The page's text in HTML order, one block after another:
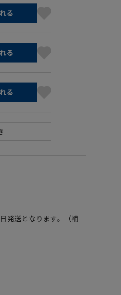
る
る
る
発送となります。（補